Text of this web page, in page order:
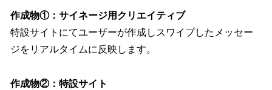
作成物①：サイネージ用クリエイティブ
特設サイトにてユーザーが作成しスワイプしたメッセー
ジをリアルタイムに反映します。
作成物②：特設サイト